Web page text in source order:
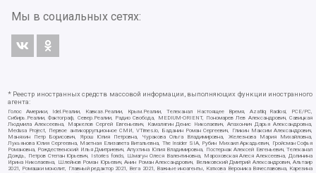
Мы в социальных сетях:
* Реестр иностранных средств массовой информации, выполняющих функции иностранного
агента:
Голос Америки, Idel.Реалии, Кавказ.Реалии, Крым.Реалии, Телеканал Настоящее Время, Azatliq Radiosi, PCE/PC,
Сибирь.Реалии, Фактограф, Север.Реалии, Радио Свобода, MEDIUM-ORIENT, Пономарев Лев Александрович, Савицкая
Людмила Алексеевна, Маркелов Сергей Евгеньевич, Камалягин Денис Николаевич, Апахончич Дарья Александровна,
Medusa Project, Первое антикоррупционное СМИ, VTimes.io, Баданин Роман Сергеевич, Гликин Максим Александрович,
Маняхин Петр Борисович, Ярош Юлия Петровна, Чуракова Ольга Владимировна, Железнова Мария Михайловна,
Лукьянова Юлия Сергеевна, Маетная Елизавета Витальевна, The Insider SIA, Рубин Михаил Аркадьевич, Гройсман Софья
Романовна, Рождественский Илья Дмитриевич, Апухтина Юлия Владимировна, Постернак Алексей Евгеньевич, Телеканал
Дождь, Петров Степан Юрьевич, Istories fonds, Шмагун Олеся Валентиновна, Мароховская Алеся Алексеевна, Долинина
Ирина Николаевна, Шлейнов Роман Юрьевич, Анин Роман Александрович, Великовский Дмитрий Александрович, Альтаир
2021, Ромашки монолит, Главный редактор 2021, Вега 2021, Важные иноагенты, Каткова Вероника Вячеславовна, Карезина